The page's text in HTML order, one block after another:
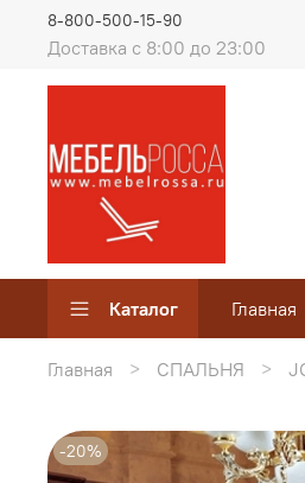
Доставка с 8:00 до 23:00
8-800-500-15-90
Каталог Главная
Главная СПАЛЬНЯ
-20%